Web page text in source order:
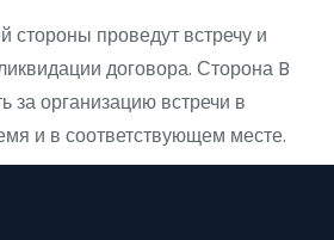
стороны проведут встречу и
договора. Сторона B
за организацию встречи в
и в соответствующем месте.